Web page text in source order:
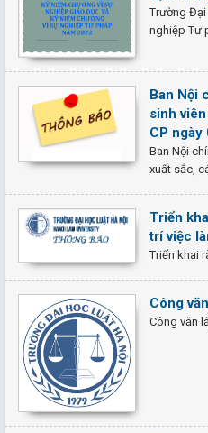
Trường Đại
nghiệp Tư
Ban Nội
sinh
CP
Ban Nội
xuất sắc,
Triển
trí việc
Triển khai
Công
Công văn